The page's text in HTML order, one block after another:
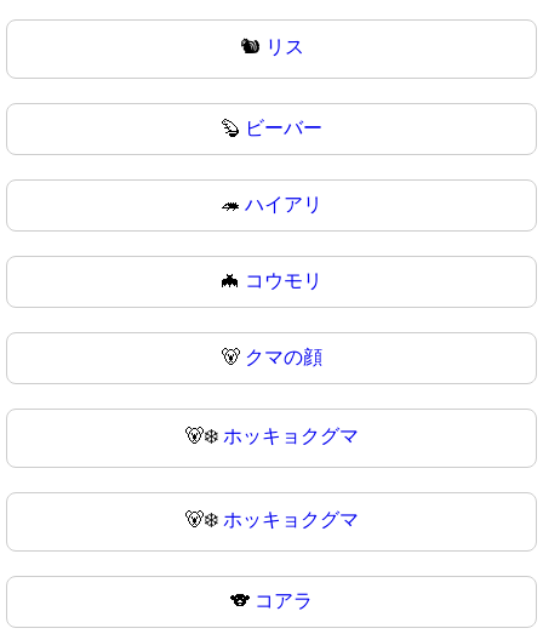
🐿 リス
🦫 ビーバー
🦔 ハイアリ
🦇 コウモリ
🐻 クマの顔
🐻‍❄️ ホッキョクグマ
🐻‍❄ ホッキョクグマ
🐨 コアラ